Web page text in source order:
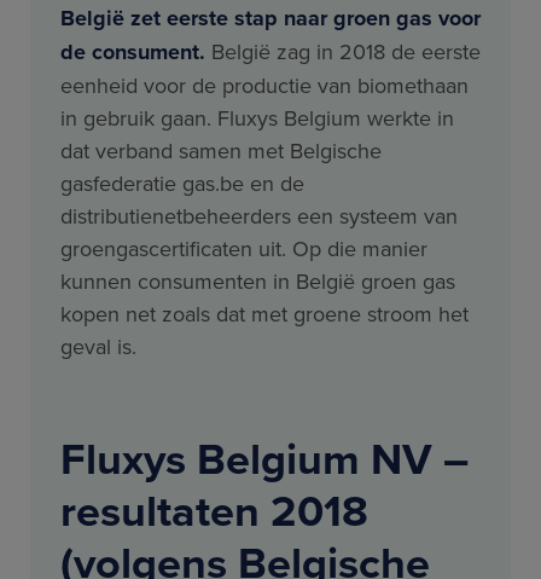
België zet eerste stap naar groen gas voor
de consument. België zag in 2018 de eerste
eenheid voor de productie van biomethaan
in gebruik gaan. Fluxys Belgium werkte in
dat verband samen met Belgische
gasfederatie gas.be en de
distributienetbeheerders een systeem van
groengascertificaten uit. Op die manier
kunnen consumenten in België groen gas
kopen net zoals dat met groene stroom het
geval is.
Fluxys Belgium NV –
resultaten 2018
(volgens Belgische